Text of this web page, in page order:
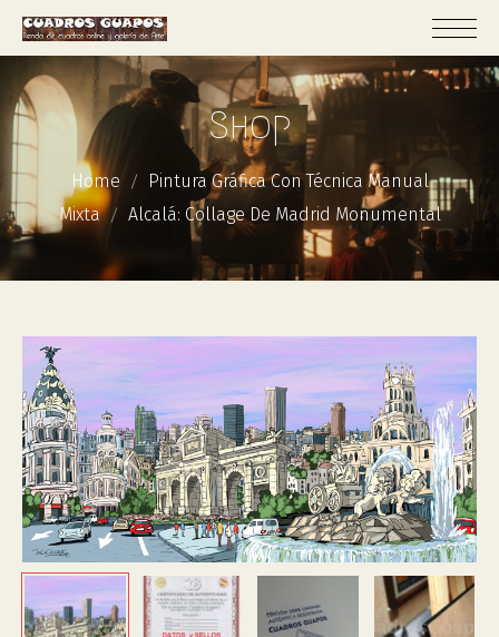
Shop
Home
Pintura Gráfica Con Técnica Manual
Mixta
Alcalá: Collage De Madrid Monumental